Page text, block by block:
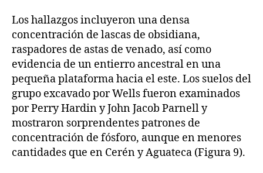
Los hallazgos incluyeron una densa
concentración de lascas de obsidiana,
raspadores de astas de venado, así como
evidencia de un entierro ancestral en una
pequeña plataforma hacia el este. Los suelos del
grupo excavado por Wells fueron examinados
por Perry Hardin y John Jacob Parnell y
mostraron sorprendentes patrones de
concentración de fósforo, aunque en menores
cantidades que en Cerén y Aguateca (Figura 9).